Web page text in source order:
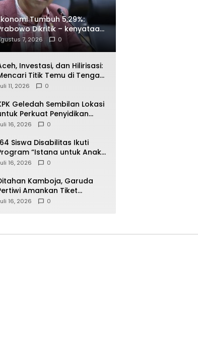
Tumbuh 5,29%:
Dikritik – kenyataan
7, 2026 0
Investasi, dan Hilirisasi:
Titik Temu di Tengah
Blok Andaman
11, 2026 0
Geledah Sembilan Lokasi
Perkuat Penyidikan
Pemerasan Bupati
16, 2026 0
Siswa Disabilitas Ikuti
“Istana untuk Anak
Kenali Sejarah
16, 2026 0
Kamboja, Garuda
Amankan Tiket
Piala AFF Putri 2026
16, 2026 0